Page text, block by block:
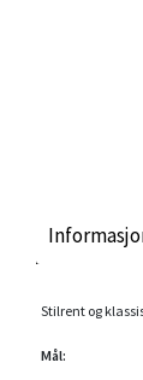
Stilrent og
Mål: